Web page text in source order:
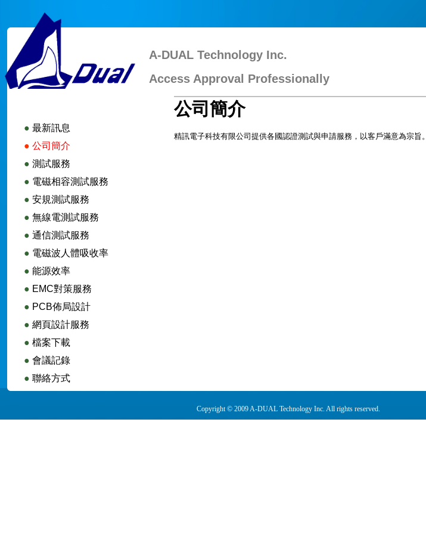
● 最新訊息
● 公司簡介
● 測試服務
● 電磁相容測試服務
● 安規測試服務
● 無線電測試服務
● 通信測試服務
● 電磁波人體吸收率
● 能源效率
● EMC對策服務
● PCB佈局設計
● 網頁設計服務
● 檔案下載
● 會議記錄
● 聯絡方式
A-DUAL Technology Inc.
Access Approval Professionally
Copyright © 2009 A-DUAL Technology Inc. All rights reserved.
公司簡介
精訊電子科技有限公司提供各國認證測試與申請服務，以客戶滿意為宗旨。